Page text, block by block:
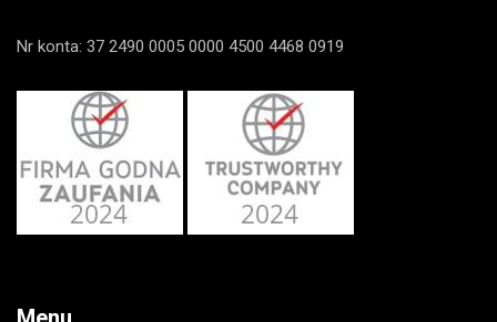
Nr konta: 37 2490 0005 0000 4500 4468 0919